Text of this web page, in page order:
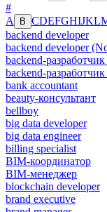
#
A
B CDEFGHIJKL
backend developer
backend developer
backend-
backend-
bank accountant
beauty-консультант
bellboy
big data developer
big data engineer
billing specialist
BIM-координатор
BIM-менеджер
blockchain developer
brand executive